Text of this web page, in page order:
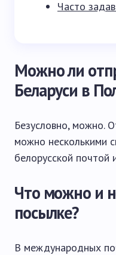
Часто
Можно ли
Беларуси в
Безусловно, можно.
можно несколькими
белорусской почтой
Что можно и
посылке?
В международных